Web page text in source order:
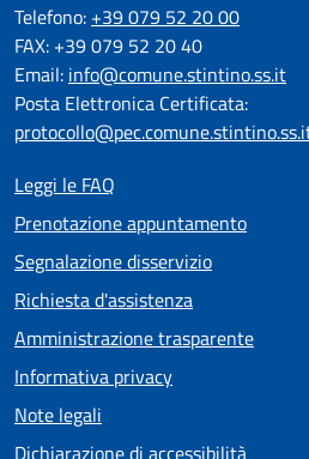
Telefono: +39 079 52 20 00
FAX: +39 079 52 20 40
Email: info@comune.stintino.ss.it
Posta Elettronica Certificata:
Leggi le FAQ
Prenotazione appuntamento
Segnalazione disservizio
Richiesta d'assistenza
Amministrazione trasparente
Informativa privacy
Note legali
Dichiarazione di accessibilità